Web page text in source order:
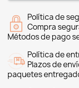
Política de
Compra
Métodos de pago
Política de
Plazos de
paquetes